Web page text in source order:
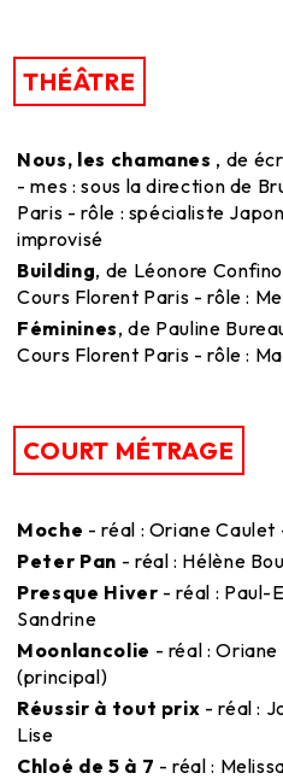
THÉÂTRE
Nous, les chamanes , de
- mes : sous la direction de
Paris - rôle : spécialiste
improvisé
Building, de Léonore
Cours Florent Paris - rôle :
Féminines, de Pauline
Cours Florent Paris - rôle :
COURT MÉTRAGE
Moche - réal : Oriane Caulet
Peter Pan - réal : Hélène
Presque Hiver - réal : Paul-
Sandrine
Moonlancolie - réal :
(principal)
Réussir à tout prix - réal :
Lise
Chloé de 5 à 7 - réal :